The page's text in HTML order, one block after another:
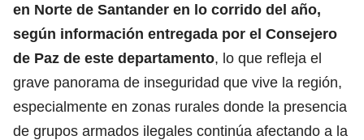
en Norte de Santander en lo corrido del año,
según información entregada por el Consejero
de Paz de este departamento, lo que refleja el
grave panorama de inseguridad que vive la región,
especialmente en zonas rurales donde la presencia
de grupos armados ilegales continúa afectando a la